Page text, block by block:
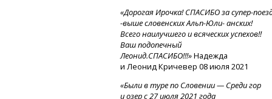
«ДорогаяИрочка!СПАСИБОза супер-
-вышесловенскихАльп-Юли-анских!
Всего наилучшего и всяческих успехов!!
Ваш подопечный
Леонид.СПАСИБО!!!»Надежда
и Леонид Кричевер 08 июля 2021
«Были в туре по Словении — Среди гор
и озер с 27 июля 2021 года